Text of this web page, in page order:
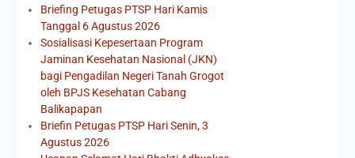
Briefing Petugas PTSP Hari Kamis
Tanggal 6 Agustus 2026
Sosialisasi Kepesertaan Program
Jaminan Kesehatan Nasional (JKN)
bagi Pengadilan Negeri Tanah Grogot
oleh BPJS Kesehatan Cabang
Balikapapan
Briefin Petugas PTSP Hari Senin, 3
Agustus 2026